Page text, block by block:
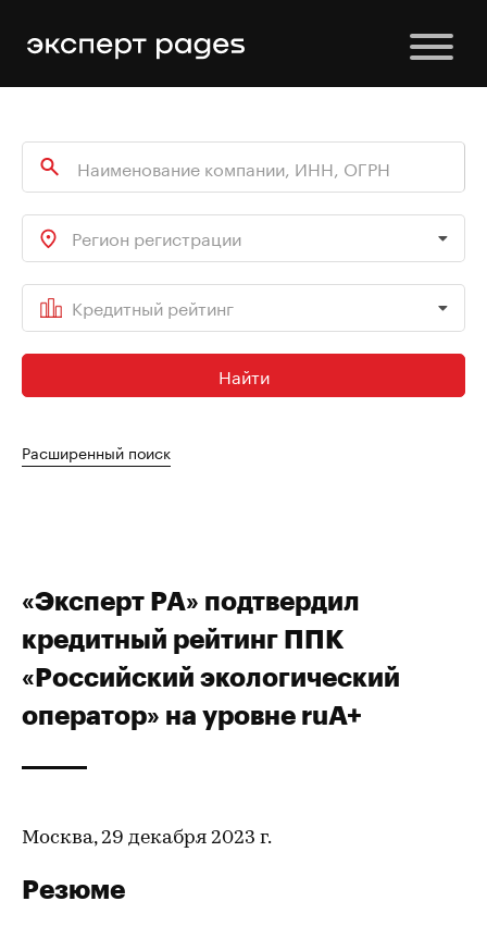
Регион регистрации
Кредитный рейтинг
Найти
Расширенный поиск
«Эксперт РА» подтвердил
кредитный рейтинг ППК
«Российский экологический
оператор» на уровне ruA+
Москва, 29 декабря 2023 г.
Резюме